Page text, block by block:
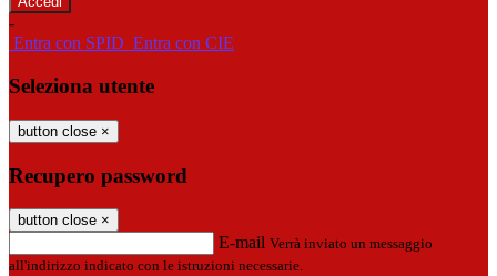
-
Entra con SPID Entra con CIE
Seleziona utente
button close ×
Recupero password
button close ×
E-mail Verrà inviato un messaggio
all'indirizzo indicato con le istruzioni necessarie.